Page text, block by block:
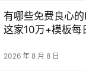
有哪些免费良心的
这家10万+模板每
2026 年 8 月 8 日